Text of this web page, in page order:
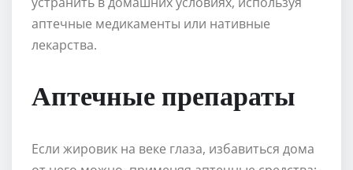
аптечные медикаменты или нативные
лекарства.
Аптечные препараты
Если жировик на веке глаза, избавиться дома